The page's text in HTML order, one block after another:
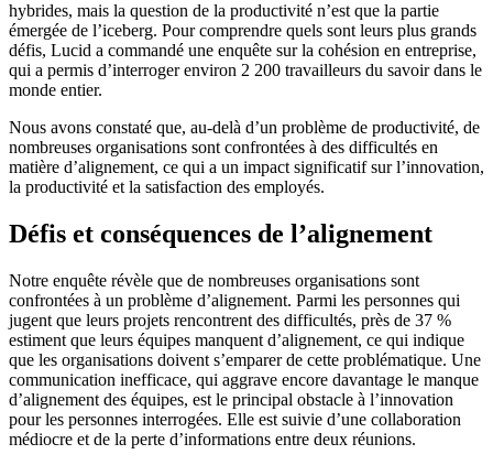
hybrides, mais la question de la productivité n’est que la partie
émergée de l’iceberg. Pour comprendre quels sont leurs plus grands
défis, Lucid a commandé une enquête sur la cohésion en entreprise,
qui a permis d’interroger environ 2 200 travailleurs du savoir dans le
monde entier.
Nous avons constaté que, au-delà d’un problème de productivité, de
nombreuses organisations sont confrontées à des difficultés en
matière d’alignement, ce qui a un impact significatif sur l’innovation,
la productivité et la satisfaction des employés.
Défis et conséquences de l’alignement
Notre enquête révèle que de nombreuses organisations sont
confrontées à un problème d’alignement. Parmi les personnes qui
jugent que leurs projets rencontrent des difficultés, près de 37 %
estiment que leurs équipes manquent d’alignement, ce qui indique
que les organisations doivent s’emparer de cette problématique. Une
communication inefficace, qui aggrave encore davantage le manque
d’alignement des équipes, est le principal obstacle à l’innovation
pour les personnes interrogées. Elle est suivie d’une collaboration
médiocre et de la perte d’informations entre deux réunions.